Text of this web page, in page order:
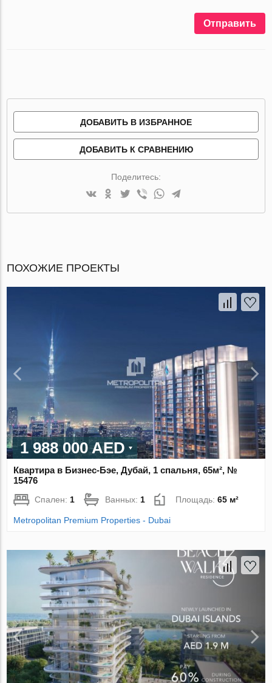
Отправить
ДОБАВИТЬ В ИЗБРАННОЕ
ДОБАВИТЬ К СРАВНЕНИЮ
Поделитесь:
ПОХОЖИЕ ПРОЕКТЫ
1 988 000 AED
Квартира в Бизнес-Бэе, Дубай, 1 спальня, 65м², №
15476
Спален:1 Ванных:1 Площадь:65 м²
Metropolitan Premium Properties - Dubai